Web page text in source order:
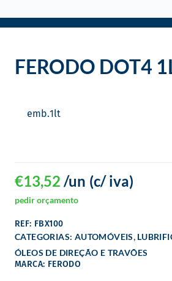
FERODO DOT4
emb.1lt
€13,52 (c/ iva)
/un
pedir orçamento
REF: FBX100
CATEGORIAS: AUTOMÓVEIS,
ÓLEOS DE DIREÇÃO E TRAVÕES
MARCA: FERODO